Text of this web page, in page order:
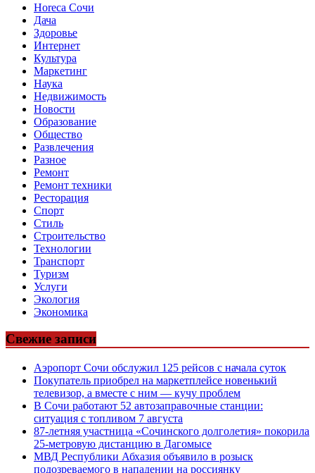
Horeca Сочи
Дача
Здоровье
Интернет
Культура
Маркетинг
Наука
Недвижимость
Новости
Образование
Общество
Развлечения
Разное
Ремонт
Ремонт техники
Ресторация
Спорт
Стиль
Строительство
Технологии
Транспорт
Туризм
Услуги
Экология
Экономика
Свежие записи
Аэропорт Сочи обслужил 125 рейсов с начала суток
Покупатель приобрел на маркетплейсе новенький
телевизор, а вместе с ним — кучу проблем
В Сочи работают 52 автозаправочные станции:
ситуация с топливом 7 августа
87-летняя участница «Сочинского долголетия» покорила
25-метровую дистанцию в Дагомысе
МВД Республики Абхазия объявило в розыск
подозреваемого в нападении на россиянку